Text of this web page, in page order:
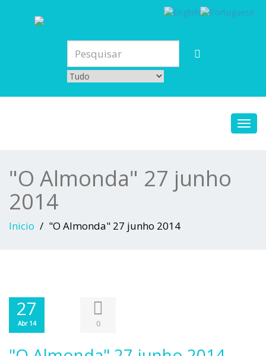
"O Almonda" 27 junho
2014
Inicio "O Almonda" 27 junho 2014
27
Abr 14 0